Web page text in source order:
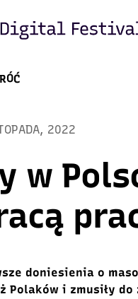
2022
w
doniesienia o
Polaków i zmusiły